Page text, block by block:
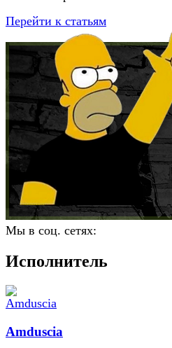
Перейти к статьям
Мы в соц. сетях:
Исполнитель
Amduscia